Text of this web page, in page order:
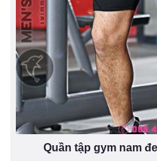
Quần tập gym nam